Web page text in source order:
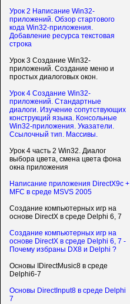
Урок 2 Написание Win32-
приложений. Обзор стартового
кода Win32-приложения.
Добавление ресурса текстовая
строка
Урок 3 Создание Win32-
приложений. Создание меню и
простых диалоговых окон.
Урок 4 Создание Win32-
приложений. Стандартные
диалоги. Изучение сопутствующих
конструкций языка. Консольные
Win32-приложения. Указатели.
Ссылочный тип. Массивы.
Урок 4 часть 2 Win32. Диалог
выбора цвета, смена цвета фона
окна приложения
Написание приложения DirectX9c +
MFC в среде MSVS 2005
Создание компьютерных игр на
основе DirectX в среде Delphi 6, 7
Создание компьютерных игр на
основе DirectX в среде Delphi 6, 7 -
Почему избраны DX8 и Delphi ?
Основы IDirectMusic8 в среде
Delphi6-7
Основы DirectInput8 в среде Delphi
7